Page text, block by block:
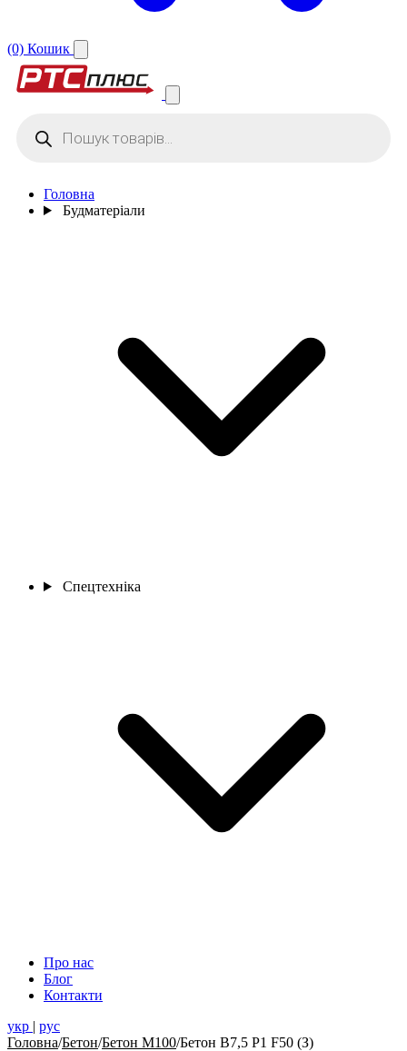
(0) Кошик
search
Головна
Будматеріали
Спецтехніка
Про нас
Блог
Контакти
укр | рус
Головна/Бетон/Бетон М100/Бетон В7,5 Р1 F50 (З)